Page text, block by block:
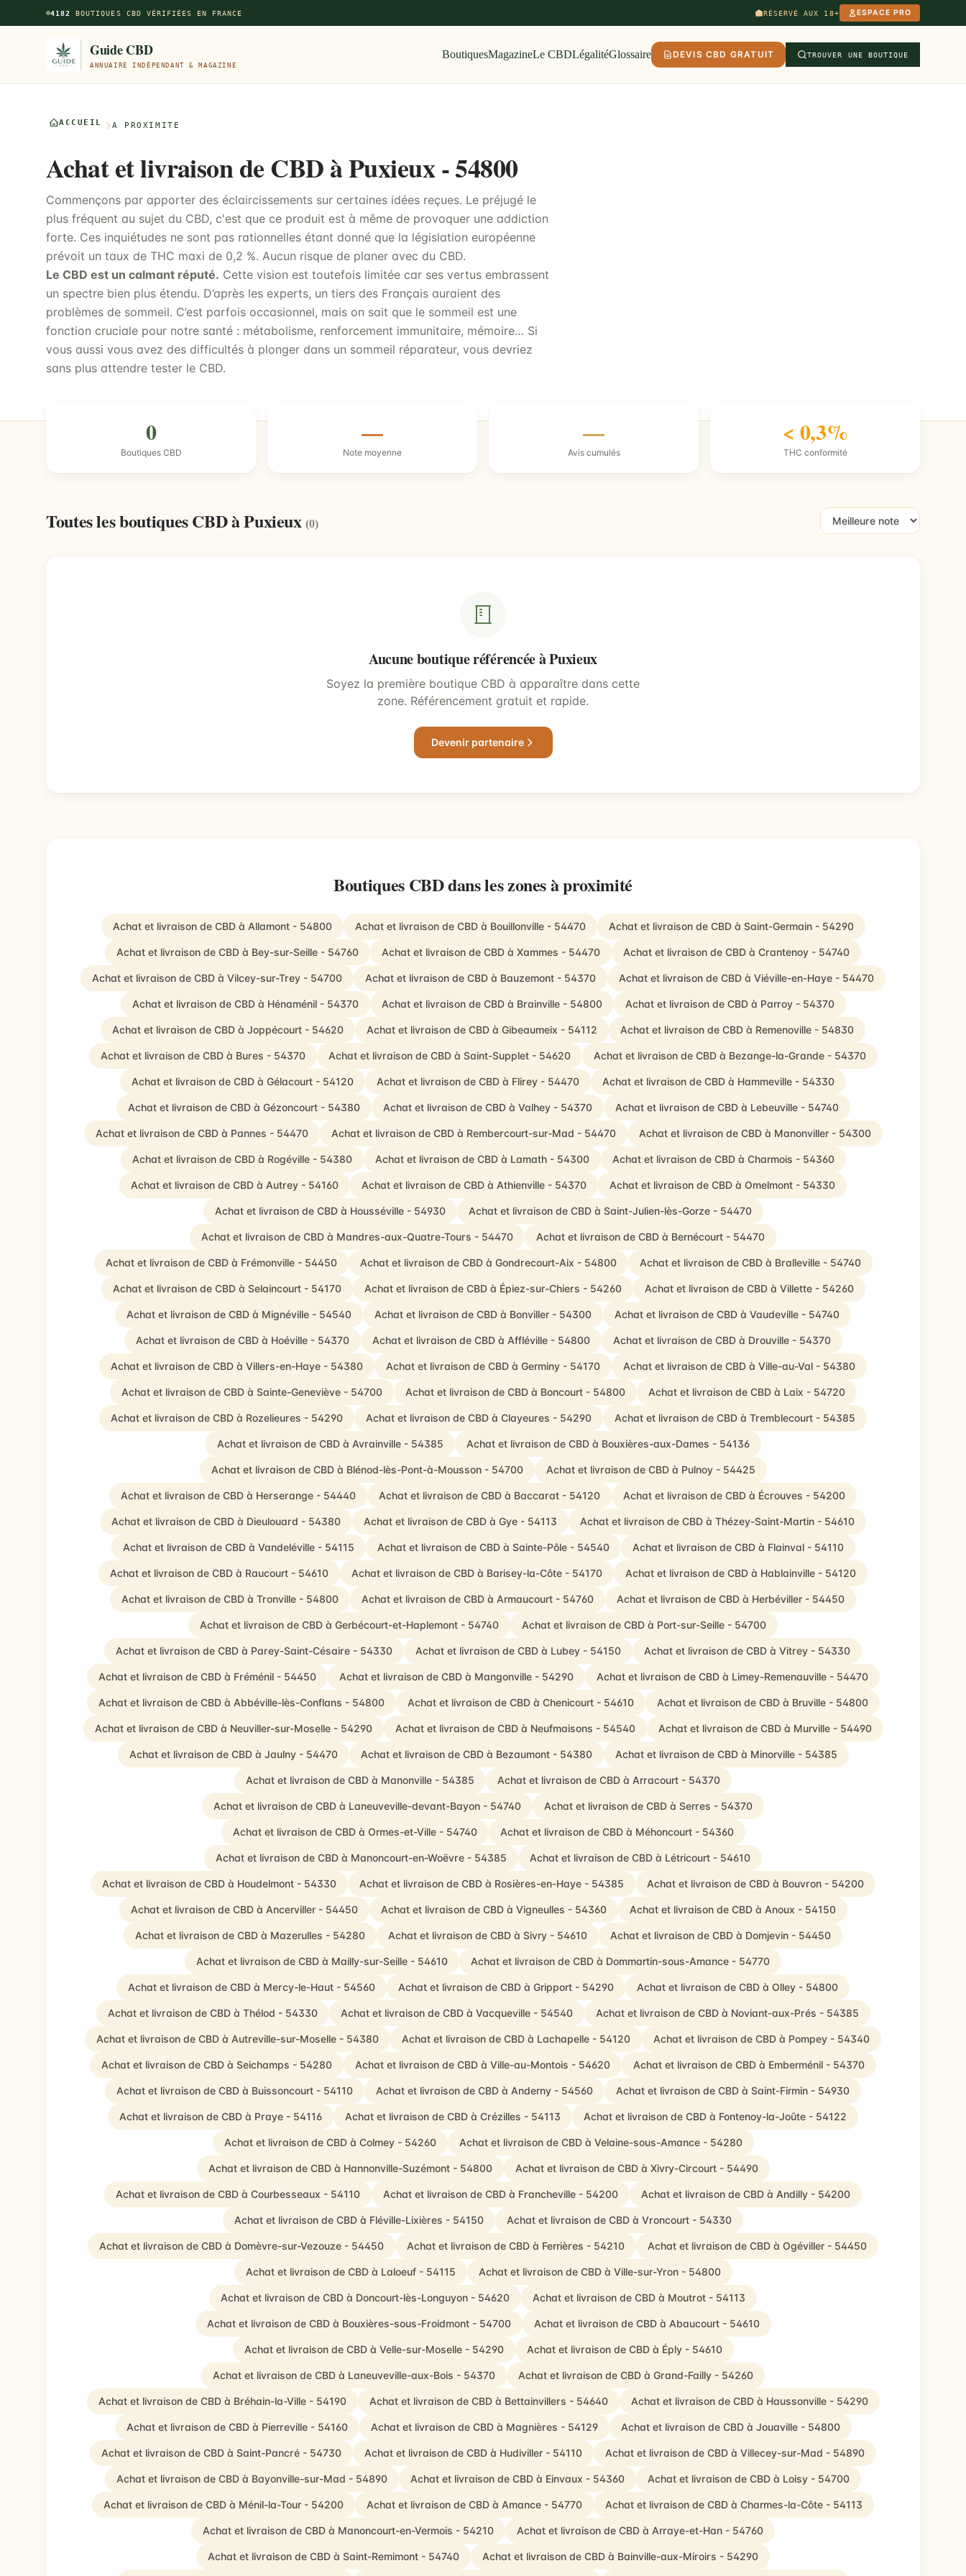
Aller au contenu principal
4182 BOUTIQUES CBD VÉRIFIÉES EN FRANCE RÉSERVÉ AUX 18+ ESPACE PRO
Guide CBD
ANNUAIRE INDÉPENDANT & MAGAZINE
BoutiquesMagazineLe CBDLégalitéGlossaire DEVIS CBD GRATUIT TROUVER UNE BOUTIQUE
ACCUEIL À PROXIMITÉ
Achat et livraison de CBD à Puxieux - 54800
Commençons par apporter des éclaircissements sur certaines idées reçues. Le préjugé le
plus fréquent au sujet du CBD, c'est que ce produit est à même de provoquer une addiction
forte. Ces inquiétudes ne sont pas rationnelles étant donné que la législation européenne
prévoit un taux de THC maxi de 0,2 %. Aucun risque de planer avec du CBD.
Le CBD est un calmant réputé. Cette vision est toutefois limitée car ses vertus embrassent
un spectre bien plus étendu. D’après les experts, un tiers des Français auraient des
problèmes de sommeil. C’est parfois occasionnel, mais on sait que le sommeil est une
fonction cruciale pour notre santé : métabolisme, renforcement immunitaire, mémoire… Si
vous aussi vous avez des difficultés à plonger dans un sommeil réparateur, vous devriez
sans plus attendre tester le CBD.
0
Boutiques CBD
—
Note moyenne
—
Avis cumulés
< 0,3%
THC conformité
Toutes les boutiques CBD à Puxieux(0)
Aucune boutique référencée à Puxieux
Soyez la première boutique CBD à apparaître dans cette
zone. Référencement gratuit et rapide.
Devenir partenaire
Boutiques CBD dans les zones à proximité
Achat et livraison de CBD à Allamont - 54800 Achat et livraison de CBD à Bouillonville - 54470 Achat et livraison de CBD à Saint-Germain - 54290
Achat et livraison de CBD à Bey-sur-Seille - 54760 Achat et livraison de CBD à Xammes - 54470 Achat et livraison de CBD à Crantenoy - 54740
Achat et livraison de CBD à Vilcey-sur-Trey - 54700 Achat et livraison de CBD à Bauzemont - 54370 Achat et livraison de CBD à Viéville-en-Haye - 54470
Achat et livraison de CBD à Hénaménil - 54370 Achat et livraison de CBD à Brainville - 54800 Achat et livraison de CBD à Parroy - 54370
Achat et livraison de CBD à Joppécourt - 54620 Achat et livraison de CBD à Gibeaumeix - 54112 Achat et livraison de CBD à Remenoville - 54830
Achat et livraison de CBD à Bures - 54370 Achat et livraison de CBD à Saint-Supplet - 54620 Achat et livraison de CBD à Bezange-la-Grande - 54370
Achat et livraison de CBD à Gélacourt - 54120 Achat et livraison de CBD à Flirey - 54470 Achat et livraison de CBD à Hammeville - 54330
Achat et livraison de CBD à Gézoncourt - 54380 Achat et livraison de CBD à Valhey - 54370 Achat et livraison de CBD à Lebeuville - 54740
Achat et livraison de CBD à Pannes - 54470 Achat et livraison de CBD à Rembercourt-sur-Mad - 54470 Achat et livraison de CBD à Manonviller - 54300
Achat et livraison de CBD à Rogéville - 54380 Achat et livraison de CBD à Lamath - 54300 Achat et livraison de CBD à Charmois - 54360
Achat et livraison de CBD à Autrey - 54160 Achat et livraison de CBD à Athienville - 54370 Achat et livraison de CBD à Omelmont - 54330
Achat et livraison de CBD à Housséville - 54930 Achat et livraison de CBD à Saint-Julien-lès-Gorze - 54470
Achat et livraison de CBD à Mandres-aux-Quatre-Tours - 54470 Achat et livraison de CBD à Bernécourt - 54470
Achat et livraison de CBD à Frémonville - 54450 Achat et livraison de CBD à Gondrecourt-Aix - 54800 Achat et livraison de CBD à Bralleville - 54740
Achat et livraison de CBD à Selaincourt - 54170 Achat et livraison de CBD à Épiez-sur-Chiers - 54260 Achat et livraison de CBD à Villette - 54260
Achat et livraison de CBD à Mignéville - 54540 Achat et livraison de CBD à Bonviller - 54300 Achat et livraison de CBD à Vaudeville - 54740
Achat et livraison de CBD à Hoéville - 54370 Achat et livraison de CBD à Affléville - 54800 Achat et livraison de CBD à Drouville - 54370
Achat et livraison de CBD à Villers-en-Haye - 54380 Achat et livraison de CBD à Germiny - 54170 Achat et livraison de CBD à Ville-au-Val - 54380
Achat et livraison de CBD à Sainte-Geneviève - 54700 Achat et livraison de CBD à Boncourt - 54800 Achat et livraison de CBD à Laix - 54720
Achat et livraison de CBD à Rozelieures - 54290 Achat et livraison de CBD à Clayeures - 54290 Achat et livraison de CBD à Tremblecourt - 54385
Achat et livraison de CBD à Avrainville - 54385 Achat et livraison de CBD à Bouxières-aux-Dames - 54136
Achat et livraison de CBD à Blénod-lès-Pont-à-Mousson - 54700 Achat et livraison de CBD à Pulnoy - 54425
Achat et livraison de CBD à Herserange - 54440 Achat et livraison de CBD à Baccarat - 54120 Achat et livraison de CBD à Écrouves - 54200
Achat et livraison de CBD à Dieulouard - 54380 Achat et livraison de CBD à Gye - 54113 Achat et livraison de CBD à Thézey-Saint-Martin - 54610
Achat et livraison de CBD à Vandeléville - 54115 Achat et livraison de CBD à Sainte-Pôle - 54540 Achat et livraison de CBD à Flainval - 54110
Achat et livraison de CBD à Raucourt - 54610 Achat et livraison de CBD à Barisey-la-Côte - 54170 Achat et livraison de CBD à Hablainville - 54120
Achat et livraison de CBD à Tronville - 54800 Achat et livraison de CBD à Armaucourt - 54760 Achat et livraison de CBD à Herbéviller - 54450
Achat et livraison de CBD à Gerbécourt-et-Haplemont - 54740 Achat et livraison de CBD à Port-sur-Seille - 54700
Achat et livraison de CBD à Parey-Saint-Césaire - 54330 Achat et livraison de CBD à Lubey - 54150 Achat et livraison de CBD à Vitrey - 54330
Achat et livraison de CBD à Fréménil - 54450 Achat et livraison de CBD à Mangonville - 54290 Achat et livraison de CBD à Limey-Remenauville - 54470
Achat et livraison de CBD à Abbéville-lès-Conflans - 54800 Achat et livraison de CBD à Chenicourt - 54610 Achat et livraison de CBD à Bruville - 54800
Achat et livraison de CBD à Neuviller-sur-Moselle - 54290 Achat et livraison de CBD à Neufmaisons - 54540 Achat et livraison de CBD à Murville - 54490
Achat et livraison de CBD à Jaulny - 54470 Achat et livraison de CBD à Bezaumont - 54380 Achat et livraison de CBD à Minorville - 54385
Achat et livraison de CBD à Manonville - 54385 Achat et livraison de CBD à Arracourt - 54370
Achat et livraison de CBD à Laneuveville-devant-Bayon - 54740 Achat et livraison de CBD à Serres - 54370
Achat et livraison de CBD à Ormes-et-Ville - 54740 Achat et livraison de CBD à Méhoncourt - 54360
Achat et livraison de CBD à Manoncourt-en-Woëvre - 54385 Achat et livraison de CBD à Létricourt - 54610
Achat et livraison de CBD à Houdelmont - 54330 Achat et livraison de CBD à Rosières-en-Haye - 54385 Achat et livraison de CBD à Bouvron - 54200
Achat et livraison de CBD à Ancerviller - 54450 Achat et livraison de CBD à Vigneulles - 54360 Achat et livraison de CBD à Anoux - 54150
Achat et livraison de CBD à Mazerulles - 54280 Achat et livraison de CBD à Sivry - 54610 Achat et livraison de CBD à Domjevin - 54450
Achat et livraison de CBD à Mailly-sur-Seille - 54610 Achat et livraison de CBD à Dommartin-sous-Amance - 54770
Achat et livraison de CBD à Mercy-le-Haut - 54560 Achat et livraison de CBD à Gripport - 54290 Achat et livraison de CBD à Olley - 54800
Achat et livraison de CBD à Thélod - 54330 Achat et livraison de CBD à Vacqueville - 54540 Achat et livraison de CBD à Noviant-aux-Prés - 54385
Achat et livraison de CBD à Autreville-sur-Moselle - 54380 Achat et livraison de CBD à Lachapelle - 54120 Achat et livraison de CBD à Pompey - 54340
Achat et livraison de CBD à Seichamps - 54280 Achat et livraison de CBD à Ville-au-Montois - 54620 Achat et livraison de CBD à Emberménil - 54370
Achat et livraison de CBD à Buissoncourt - 54110 Achat et livraison de CBD à Anderny - 54560 Achat et livraison de CBD à Saint-Firmin - 54930
Achat et livraison de CBD à Praye - 54116 Achat et livraison de CBD à Crézilles - 54113 Achat et livraison de CBD à Fontenoy-la-Joûte - 54122
Achat et livraison de CBD à Colmey - 54260 Achat et livraison de CBD à Velaine-sous-Amance - 54280
Achat et livraison de CBD à Hannonville-Suzémont - 54800 Achat et livraison de CBD à Xivry-Circourt - 54490
Achat et livraison de CBD à Courbesseaux - 54110 Achat et livraison de CBD à Francheville - 54200 Achat et livraison de CBD à Andilly - 54200
Achat et livraison de CBD à Fléville-Lixières - 54150 Achat et livraison de CBD à Vroncourt - 54330
Achat et livraison de CBD à Domèvre-sur-Vezouze - 54450 Achat et livraison de CBD à Ferrières - 54210 Achat et livraison de CBD à Ogéviller - 54450
Achat et livraison de CBD à Laloeuf - 54115 Achat et livraison de CBD à Ville-sur-Yron - 54800
Achat et livraison de CBD à Doncourt-lès-Longuyon - 54620 Achat et livraison de CBD à Moutrot - 54113
Achat et livraison de CBD à Bouxières-sous-Froidmont - 54700 Achat et livraison de CBD à Abaucourt - 54610
Achat et livraison de CBD à Velle-sur-Moselle - 54290 Achat et livraison de CBD à Éply - 54610
Achat et livraison de CBD à Laneuveville-aux-Bois - 54370 Achat et livraison de CBD à Grand-Failly - 54260
Achat et livraison de CBD à Bréhain-la-Ville - 54190 Achat et livraison de CBD à Bettainvillers - 54640 Achat et livraison de CBD à Haussonville - 54290
Achat et livraison de CBD à Pierreville - 54160 Achat et livraison de CBD à Magnières - 54129 Achat et livraison de CBD à Jouaville - 54800
Achat et livraison de CBD à Saint-Pancré - 54730 Achat et livraison de CBD à Hudiviller - 54110 Achat et livraison de CBD à Villecey-sur-Mad - 54890
Achat et livraison de CBD à Bayonville-sur-Mad - 54890 Achat et livraison de CBD à Einvaux - 54360 Achat et livraison de CBD à Loisy - 54700
Achat et livraison de CBD à Ménil-la-Tour - 54200 Achat et livraison de CBD à Amance - 54770 Achat et livraison de CBD à Charmes-la-Côte - 54113
Achat et livraison de CBD à Manoncourt-en-Vermois - 54210 Achat et livraison de CBD à Arraye-et-Han - 54760
Achat et livraison de CBD à Saint-Remimont - 54740 Achat et livraison de CBD à Bainville-aux-Miroirs - 54290